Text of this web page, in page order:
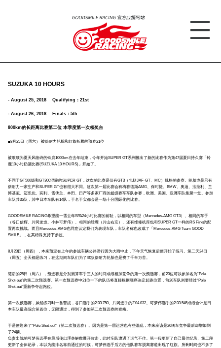
SUZUKA 10 HOURS
- August 25, 2018 Qualifying：21st
- August 26, 2018 Finals：5th
800km的长距离比赛第二位 本季度第一次领奖台
■8月25日（周六） 被倍耐力轮胎和红旗折腾的预赛21位
被歌颂为夏天风物诗的铃鹿1000km在去年结束，今年开始SUPER GT系列推出了新的比赛作为第47届夏日持久赛「铃
鹿10小时奶酒比赛(SUZUKA 10 HOURS)」开始了。
不同于GT500级和GT300混跑的SUPER GT，这次的比赛是仅有GT3（包括JAF-GT、MC）规格的参赛。轮胎也是只有
倍耐力一家生产和SUPER GT也有很大不同。这次第一届比赛会有梅赛德斯AMG、保时捷、BMW、奥迪、法拉利、兰
博基尼、迈凯伦、宾利、雪佛兰、本田、日产等多家厂商的超级赛车车队参赛，欧洲、美国、亚洲车队集聚一堂。参加
车队共35队，其中日本车队有14队，于名于实都会是一场十分国际化的比赛。
GOODSMILE RACING希望能一雪去年SPA24小时比赛的前耻，以相同的车型（Mercedes-AMG GT3）、相同的车手
（谷口信辉、片冈龙也、小林可梦伟）、相同的经理（片山右京）、还有维修机库也和SUPER GT一样的RS Fine的配
置再次挑战。而且Mercedes-AMG也同意认定我们为表现车队，车队名称也改成了「Mercedes-AMG Team GOOD
SMILE」，在其特殊支持下参照。
8月23日（周四），本来预定在上午的参战车辆公路游行因为大雨中止，下午天气恢复后便开始了练习。第二天24日
（周五）全天都是练习，在这期间车队们为了驾驭倍耐力轮胎也是费了千辛万苦。
随后的25日（周六），预选赛是分别测算车手三人的时间成绩相加竞争的第一次预选赛，前20位可以参加名为“Pole
Shot-out”的第二次预选赛。第一次预选赛中21位一下的队伍将直接根据顺序决定起跑位置，前20车队则要经过“Pole
Shot-out”重新争夺起跑位。
第一次预选赛，虽然练习时一番苦战，谷口选手的2‘03.750、片冈选手的2’04.032、可梦伟选手的2‘03.545成绩合计是日
本车队最高综合第四位，无限通过，得到了参加第二次预选赛的资格。
于是便迎来了“Pole Shot-out”（第二次预选赛）。因为是第一届运营也有些混乱，本来应该是20辆车竞争最后却增加到
了24辆。
负责出战的可梦伟选手在最后使出浑身解数展开攻击，此时车队遭遇了运气不佳。第一段更新了自己最佳纪录、第二段
更新了全体记录，本以为能排名靠前通过的时候，可梦伟选手后方的他队赛车脱离赛道出现了红旗。所剩时间也不多了